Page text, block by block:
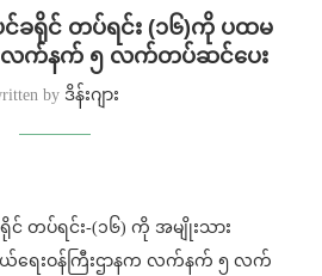
င်ခရိုင် တပ်ရင်း (၁၆)ကို ပထမ
လက်နက် ၅ လက်တပ်ဆင်ပေး
by ဒိန်းဂျား
င် တပ်ရင်း-(၁၆) ကို အမျိုးသား
ရေးဝန်ကြီးဌာနက လက်နက် ၅ လက်